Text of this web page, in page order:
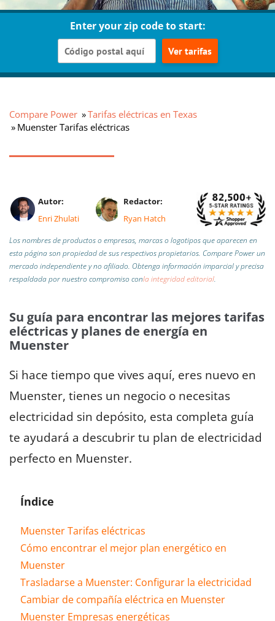
Enter your zip code to start:
Ver tarifas
Compare Power
Tarifas eléctricas en Texas
Muenster Tarifas eléctricas
Autor:
Enri Zhulati
Redactor:
Ryan Hatch
Los nombres de productos o empresas, marcas o logotipos que aparecen en
esta página son propiedad de sus respectivos propietarios. Compare Power un
mercado independiente y no afiliado. Obtenga información imparcial y precisa
respaldada por nuestro compromiso conla integridad editorial.
Su guía para encontrar las mejores tarifas
eléctricas y planes de energía en
Muenster
Si hace tiempo que vives aquí, eres nuevo en
Muenster, tienes un negocio o necesitas
electricidad sin depósito, esta completa guía
te ayudará a descubrir tu plan de electricidad
perfecto en Muenster.
Índice
Muenster Tarifas eléctricas
Cómo encontrar el mejor plan energético en
Muenster
Trasladarse a Muenster: Configurar la electricidad
Cambiar de compañía eléctrica en Muenster
Muenster Empresas energéticas